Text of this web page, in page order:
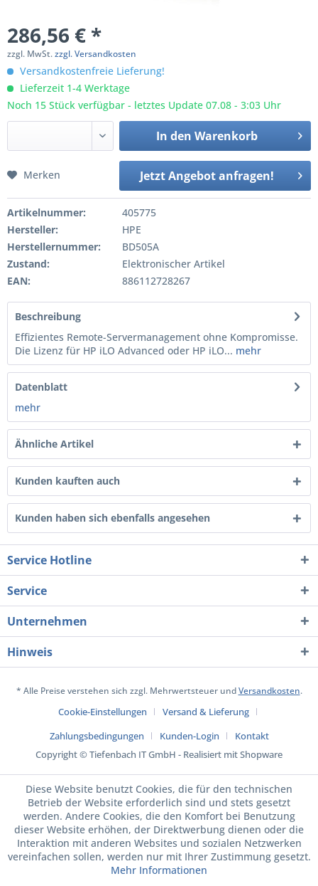
286,56 € *
zzgl. MwSt.zzgl. Versandkosten
Versandkostenfreie Lieferung!
Lieferzeit 1-4 Werktage
Noch 15 Stück verfügbar - letztes Update 07.08 - 3:03 Uhr
In den Warenkorb
Jetzt Angebot anfragen!
Merken
Artikelnummer:
405775
Hersteller:
HPE
Herstellernummer:
BD505A
Zustand:
Elektronischer Artikel
EAN:
886112728267
Beschreibung
Effizientes Remote-Servermanagement ohne Kompromisse.
Die Lizenz für HP iLO Advanced oder HP iLO... mehr
Datenblatt
mehr
Ähnliche Artikel
Kunden kauften auch
Kunden haben sich ebenfalls angesehen
Service Hotline
Service
Unternehmen
Hinweis
* Alle Preise verstehen sich zzgl. Mehrwertsteuer undVersandkosten.
Cookie-Einstellungen
Versand & Lieferung
Zahlungsbedingungen
Kunden-Login
Kontakt
Copyright © Tiefenbach IT GmbH - Realisiert mit Shopware
Diese Website benutzt Cookies, die für den technischen
Betrieb der Website erforderlich sind und stets gesetzt
werden. Andere Cookies, die den Komfort bei Benutzung
dieser Website erhöhen, der Direktwerbung dienen oder die
Interaktion mit anderen Websites und sozialen Netzwerken
vereinfachen sollen, werden nur mit Ihrer Zustimmung gesetzt.
Mehr Informationen